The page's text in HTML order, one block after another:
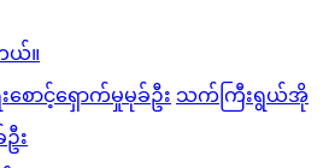
ယ်။
စောင့်ရှောက်မှုမုခ်ဦး သက်ကြီးရွယ်အို
း